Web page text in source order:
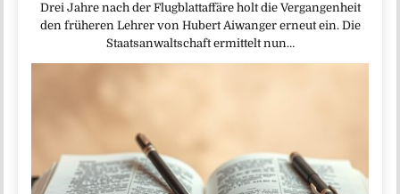
Drei Jahre nach der Flugblattaffäre holt die Vergangenheit
den früheren Lehrer von Hubert Aiwanger erneut ein. Die
Staatsanwaltschaft ermittelt nun…